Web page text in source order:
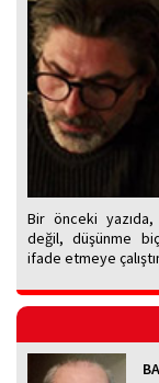
Bir önceki
değil, düşünme
ifade etmeye